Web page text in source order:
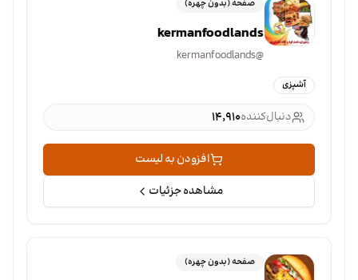
صفحه (بدون چهره)
kermanfoodlands
@
kermanfoodlands
آشپزی
دنبال‌کننده۱۴٬۹۱۰
افزودن به لیست
مشاهده جزئیات
صفحه (بدون چهره)